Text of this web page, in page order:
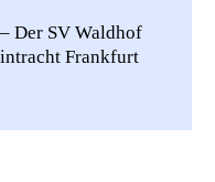
Der SV Waldhof
Frankfurt